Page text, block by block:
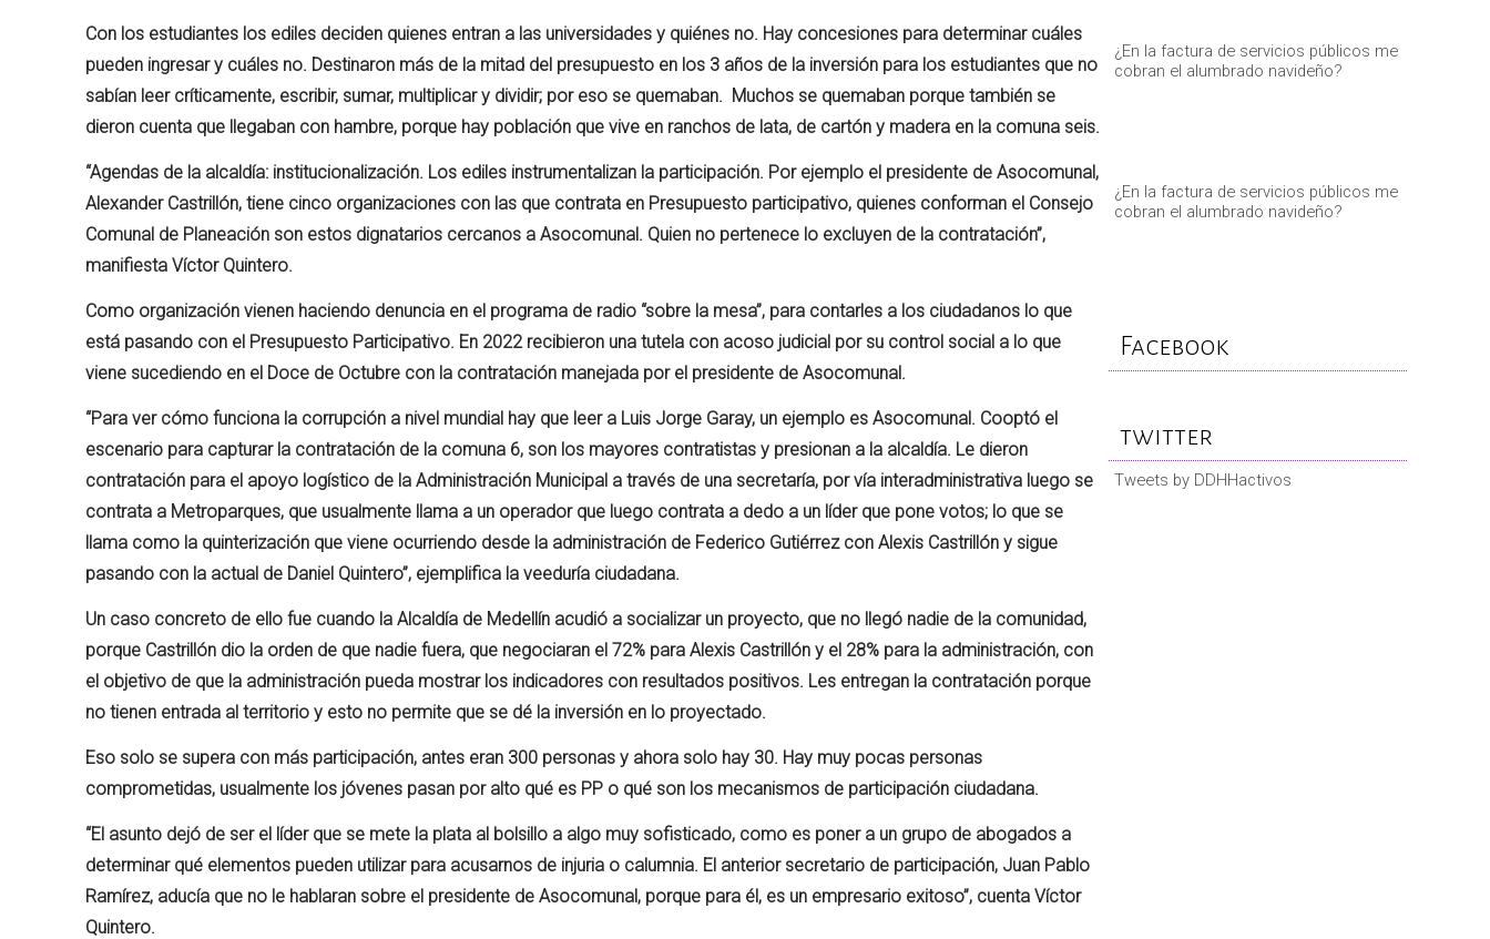
Con los estudiantes los ediles deciden quienes entran a las universidades y quiénes no. Hay concesiones para determinar cuáles
pueden ingresar y cuáles no. Destinaron más de la mitad del presupuesto en los 3 años de la inversión para los estudiantes que no
sabían leer críticamente, escribir, sumar, multiplicar y dividir; por eso se quemaban. Muchos se quemaban porque también se
dieron cuenta que llegaban con hambre, porque hay población que vive en ranchos de lata, de cartón y madera en la comuna seis.
“Agendas de la alcaldía: institucionalización. Los ediles instrumentalizan la participación. Por ejemplo el presidente de Asocomunal,
Alexander Castrillón, tiene cinco organizaciones con las que contrata en Presupuesto participativo, quienes conforman el Consejo
Comunal de Planeación son estos dignatarios cercanos a Asocomunal. Quien no pertenece lo excluyen de la contratación”,
manifiesta Víctor Quintero.
Como organización vienen haciendo denuncia en el programa de radio “sobre la mesa”, para contarles a los ciudadanos lo que
está pasando con el Presupuesto Participativo. En 2022 recibieron una tutela con acoso judicial por su control social a lo que
viene sucediendo en el Doce de Octubre con la contratación manejada por el presidente de Asocomunal.
“Para ver cómo funciona la corrupción a nivel mundial hay que leer a Luis Jorge Garay, un ejemplo es Asocomunal. Cooptó el
escenario para capturar la contratación de la comuna 6, son los mayores contratistas y presionan a la alcaldía. Le dieron
contratación para el apoyo logístico de la Administración Municipal a través de una secretaría, por vía interadministrativa luego se
contrata a Metroparques, que usualmente llama a un operador que luego contrata a dedo a un líder que pone votos; lo que se
llama como la quinterización que viene ocurriendo desde la administración de Federico Gutiérrez con Alexis Castrillón y sigue
pasando con la actual de Daniel Quintero”, ejemplifica la veeduría ciudadana.
Un caso concreto de ello fue cuando la Alcaldía de Medellín acudió a socializar un proyecto, que no llegó nadie de la comunidad,
porque Castrillón dio la orden de que nadie fuera, que negociaran el 72% para Alexis Castrillón y el 28% para la administración, con
el objetivo de que la administración pueda mostrar los indicadores con resultados positivos. Les entregan la contratación porque
no tienen entrada al territorio y esto no permite que se dé la inversión en lo proyectado.
Eso solo se supera con más participación, antes eran 300 personas y ahora solo hay 30. Hay muy pocas personas
comprometidas, usualmente los jóvenes pasan por alto qué es PP o qué son los mecanismos de participación ciudadana.
“El asunto dejó de ser el líder que se mete la plata al bolsillo a algo muy sofisticado, como es poner a un grupo de abogados a
determinar qué elementos pueden utilizar para acusarnos de injuria o calumnia. El anterior secretario de participación, Juan Pablo
Ramírez, aducía que no le hablaran sobre el presidente de Asocomunal, porque para él, es un empresario exitoso”, cuenta Víctor
Quintero.
¿En la factura de servicios públicos me
cobran el alumbrado navideño?
¿En la factura de servicios públicos me
cobran el alumbrado navideño?
Facebook
twitter
Tweets by DDHHactivos